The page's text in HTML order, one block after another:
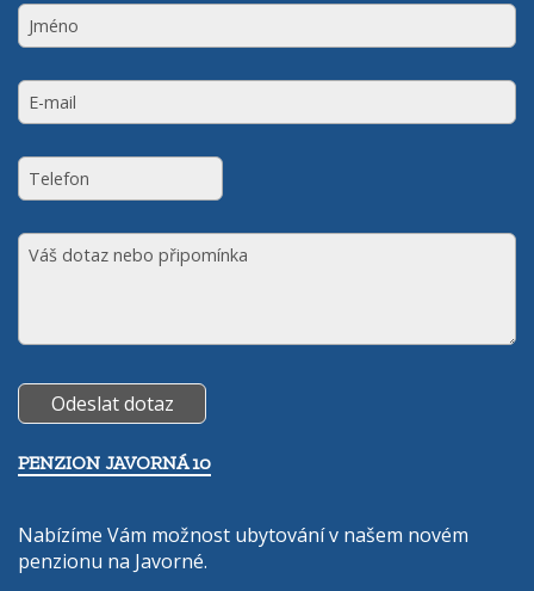
PENZION JAVORNÁ 10
Nabízíme Vám možnost ubytování v našem novém
penzionu na Javorné.